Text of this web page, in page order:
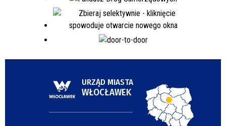
URZĄD MIASTA
WŁOCŁAWEK